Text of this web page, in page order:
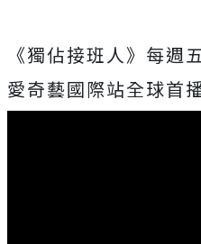
《獨佔接班人》 每週
愛奇藝國際站全球首